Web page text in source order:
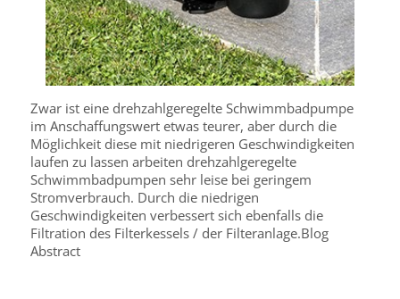
Zwar ist eine drehzahlgeregelte Schwimmbadpumpe
im Anschaffungswert etwas teurer, aber durch die
Möglichkeit diese mit niedrigeren Geschwindigkeiten
laufen zu lassen arbeiten drehzahlgeregelte
Schwimmbadpumpen sehr leise bei geringem
Stromverbrauch. Durch die niedrigen
Geschwindigkeiten verbessert sich ebenfalls die
Filtration des Filterkessels / der Filteranlage.Blog
Abstract